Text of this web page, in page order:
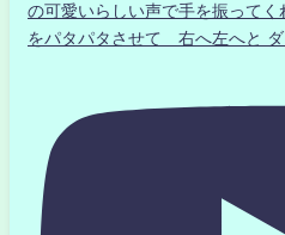
の可愛いらしい声で手を振って
をパタパタさせて 右へ左へと ダ